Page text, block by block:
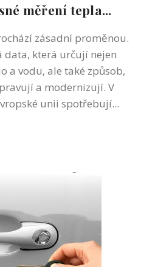
měření tepla...
zásadní proměnou.
data, která určují nejen
a vodu, ale také způsob,
a modernizují. V
unii spotřebují...